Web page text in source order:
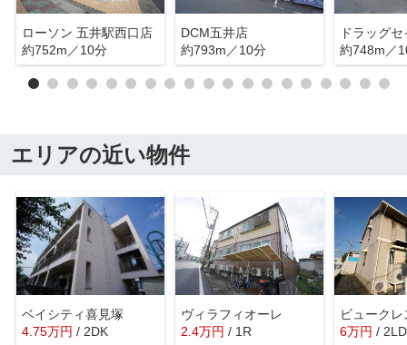
ローソン 五井駅西口店
約752m／10分
DCM五井店
約793m／10分
約748m／
エリアの近い物件
ベイシティ喜見塚
4.75万円 / 2DK
ヴィラフィオーレ
2.4万円 / 1R
ビュークレ
6万円 /